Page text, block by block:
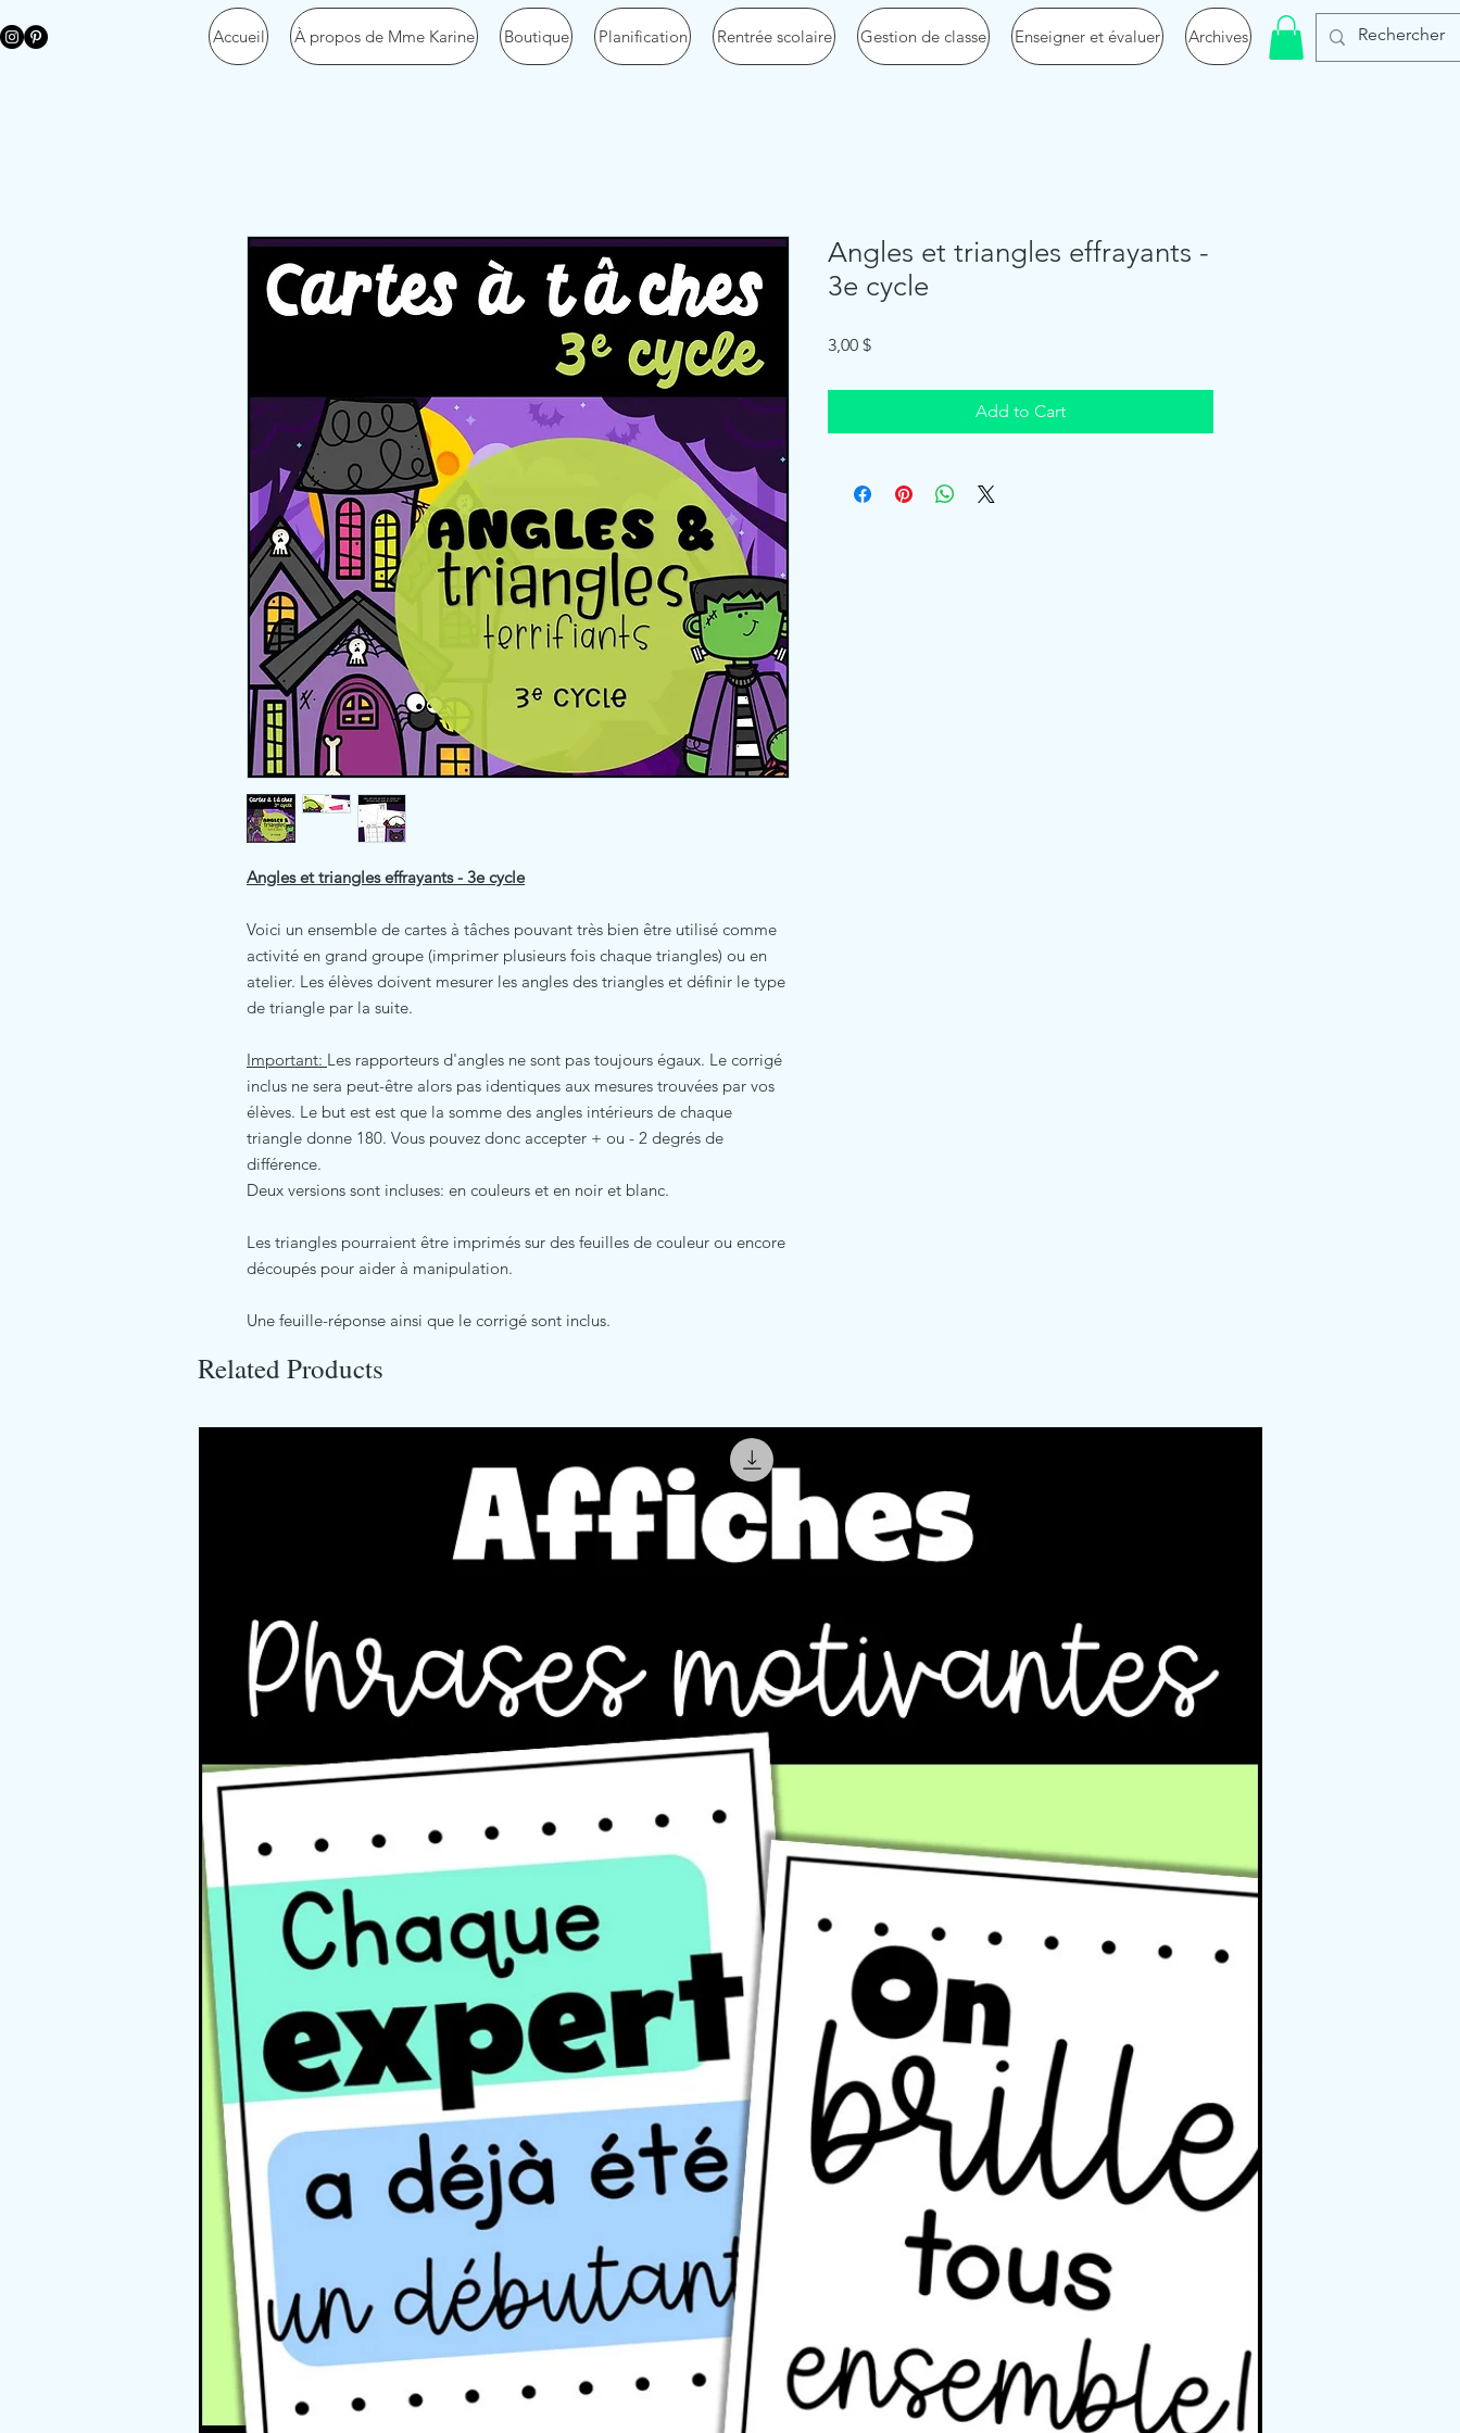
Accueil À propos de Mme Karine Boutique Planification Rentrée scolaire Gestion de classe Enseigner et évaluer Archives
Angles et triangles effrayants - 3e cycle
Voici un ensemble de cartes à tâches pouvant très bien être utilisé comme
activité en grand groupe (imprimer plusieurs fois chaque triangles) ou en
atelier. Les élèves doivent mesurer les angles des triangles et définir le type
de triangle par la suite.
Important: Les rapporteurs d'angles ne sont pas toujours égaux. Le corrigé
inclus ne sera peut-être alors pas identiques aux mesures trouvées par vos
élèves. Le but est est que la somme des angles intérieurs de chaque
triangle donne 180. Vous pouvez donc accepter + ou - 2 degrés de
différence.
Deux versions sont incluses: en couleurs et en noir et blanc.
Les triangles pourraient être imprimés sur des feuilles de couleur ou encore
découpés pour aider à manipulation.
Une feuille-réponse ainsi que le corrigé sont inclus.
Angles et triangles effrayants -
3e cycle
3,00 $Price
Add to Cart
Related Products